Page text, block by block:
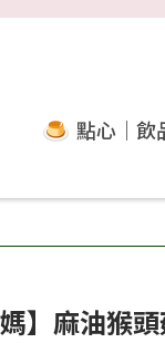
點心｜飲
媽】麻油猴